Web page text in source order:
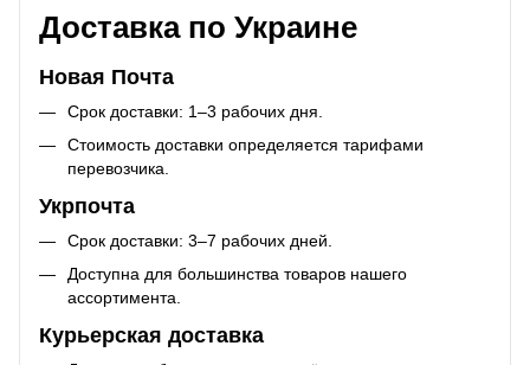
Доставка по Украине
Новая Почта
Срок доставки: 1–3 рабочих дня.
Стоимость доставки определяется тарифами
перевозчика.
Укрпочта
Срок доставки: 3–7 рабочих дней.
Доступна для большинства товаров нашего
ассортимента.
Курьерская доставка